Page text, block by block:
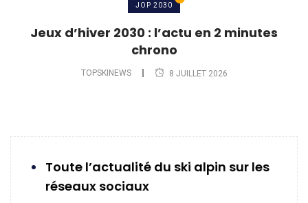
JOP 2030
Jeux d’hiver 2030 : l’actu en 2 minutes
chrono
TOPSKINEWS 8 JUILLET 2026
Toute l’actualité du ski alpin sur les
réseaux sociaux